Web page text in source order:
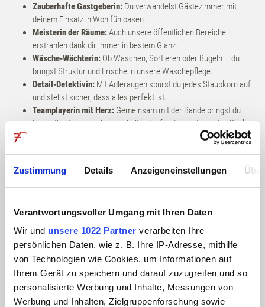
Zustimmung Details Anzeigeneinstellungen
Verantwortungsvoller Umgang mit Ihren Daten
Wir und unsere 1022 Partner verarbeiten Ihre
persönlichen Daten, wie z. B. Ihre IP-Adresse, mithilfe
von Technologien wie Cookies, um Informationen auf
Ihrem Gerät zu speichern und darauf zuzugreifen und so
personalisierte Werbung und Inhalte, Messungen von
Werbung und Inhalten, Zielgruppenforschung sowie
DaySpa
Exklusive Spa-Momente
Longevity
Aktiv sein
Erlebnisse
Bergsommer
Bergherbst
Bergwinter
Zeit bei Freunden
Zauberhafte Gastgeberin: Du verwandelst Gästezimmer mit
deinem Einsatz in Wohlfühloasen.
Meisterin der Räume:Auch unsere öffentlichen Bereiche
erstrahlen dank dir immer in bestem Glanz.
Wäsche-Wächterin: Ob Waschen, Sortieren oder Bügeln – du
bringst Struktur und Frische in unsere Wäschepflege.
Detail-Detektivin: Mit Adleraugen spürst du jedes Staubkorn auf
und stellst sicher, dass alles perfekt ist.
Teamplayerin mit Herz: Gemeinsam mit der Bande bringst du
Höchstleistungen – bei uns hält jeder für den anderen den Rücken
Coolness im Chaos:Egal, wie viel zu tun ist – du bleibst ruhig,
behältst den Überblick und bist ein echter Fels in der Brandung.
Lächeln ins Gesicht zu zaubern.
Tatendrang:Du hast Hummeln im Hintern und willst anpacken, um
wirklich etwas zu bewegen.
Stilbewusstsein:
Du weißt, dass ein gepflegtes Erscheinungsbild
genauso wichtig ist wie perfekt sitzende Arbeitskleidung.
Grundkenntnisse Deutsch:Du kannst dich mit Gästen und
Kollegen verständigen – das ist uns wichtig.